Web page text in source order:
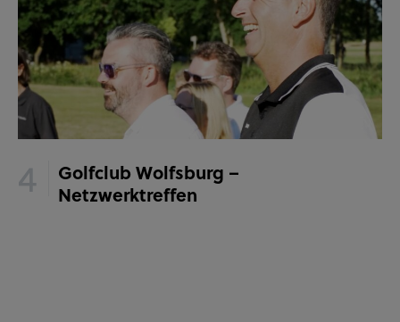
Golfclub Wolfsburg –
Netzwerktreffen